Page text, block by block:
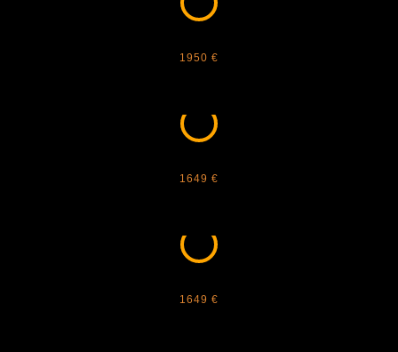
1950 €
1649 €
1649 €